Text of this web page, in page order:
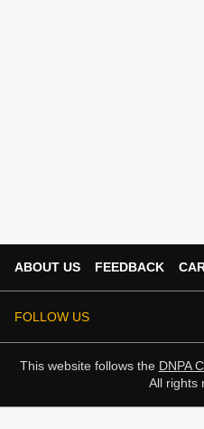
ABOUT US FEEDBACK
FOLLOW US
This website follows the DNPA
All rights